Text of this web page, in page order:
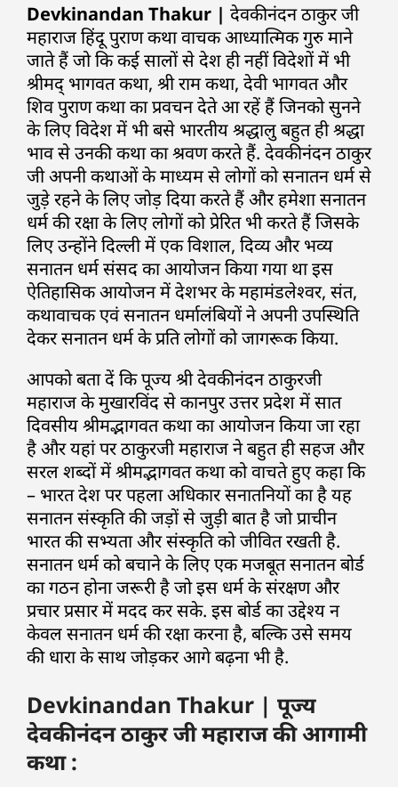
Devkinandan Thakur | देवकीनंदन ठाकुर जी
महाराज हिंदू पुराण कथा वाचक आध्यात्मिक गुरु माने
जाते हैं जो कि कई सालों से देश ही नहीं विदेशों में भी
श्रीमद् भागवत कथा, श्री राम कथा, देवी भागवत और
शिव पुराण कथा का प्रवचन देते आ रहें हैं जिनको सुनने
के लिए विदेश में भी बसे भारतीय श्रद्धालु बहुत ही श्रद्धा
भाव से उनकी कथा का श्रवण करते हैं. देवकीनंदन ठाकुर
जी अपनी कथाओं के माध्यम से लोगों को सनातन धर्म से
जुड़े रहने के लिए जोड़ दिया करते हैं और हमेशा सनातन
धर्म की रक्षा के लिए लोगों को प्रेरित भी करते हैं जिसके
लिए उन्होंने दिल्ली में एक विशाल, दिव्य और भव्य
सनातन धर्म संसद का आयोजन किया गया था इस
ऐतिहासिक आयोजन में देशभर के महामंडलेश्वर, संत,
कथावाचक एवं सनातन धर्मालंबियों ने अपनी उपस्थिति
देकर सनातन धर्म के प्रति लोगों को जागरूक किया.
आपको बता दें कि पूज्य श्री देवकीनंदन ठाकुरजी
महाराज के मुखारविंद से कानपुर उत्तर प्रदेश में सात
दिवसीय श्रीमद्भागवत कथा का आयोजन किया जा रहा
है और यहां पर ठाकुरजी महाराज ने बहुत ही सहज और
सरल शब्दों में श्रीमद्भागवत कथा को वाचते हुए कहा कि
– भारत देश पर पहला अधिकार सनातनियों का है यह
सनातन संस्कृति की जड़ों से जुड़ी बात है जो प्राचीन
भारत की सभ्यता और संस्कृति को जीवित रखती है.
सनातन धर्म को बचाने के लिए एक मजबूत सनातन बोर्ड
का गठन होना जरूरी है जो इस धर्म के संरक्षण और
प्रचार प्रसार में मदद कर सके. इस बोर्ड का उद्देश्य न
केवल सनातन धर्म की रक्षा करना है, बल्कि उसे समय
की धारा के साथ जोड़कर आगे बढ़ना भी है.
Devkinandan Thakur | पूज्य
देवकीनंदन ठाकुर जी महाराज की आगामी
कथा :